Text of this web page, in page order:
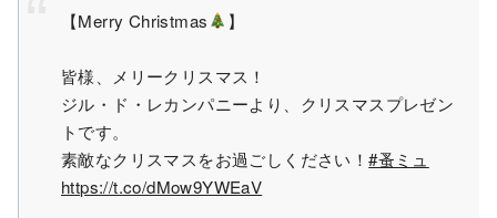
【Merry Christmas 】
皆様、メリークリスマス！
ジル・ド・レカンパニーより、クリスマスプレゼン
トです。
素敵なクリスマスをお過ごしください！#蚤ミュ
https://t.co/dMow9YWEaV